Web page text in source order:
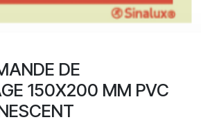
DE
150X200 MM PVC